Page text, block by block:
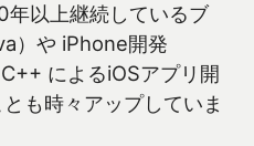
以上継続しているブ
）や iPhone開発
によるiOSアプリ開
も時々アップしていま